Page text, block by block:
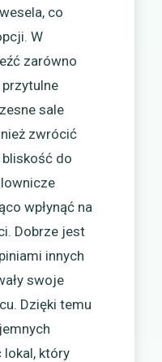
co
W
zarówno
przytulne
sale
zwrócić
do
wpłynąć na
Dobrze jest
innych
swoje
Dzięki temu
lokal, który